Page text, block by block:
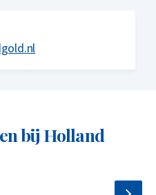
bij Holland